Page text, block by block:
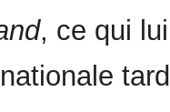
, ce qui